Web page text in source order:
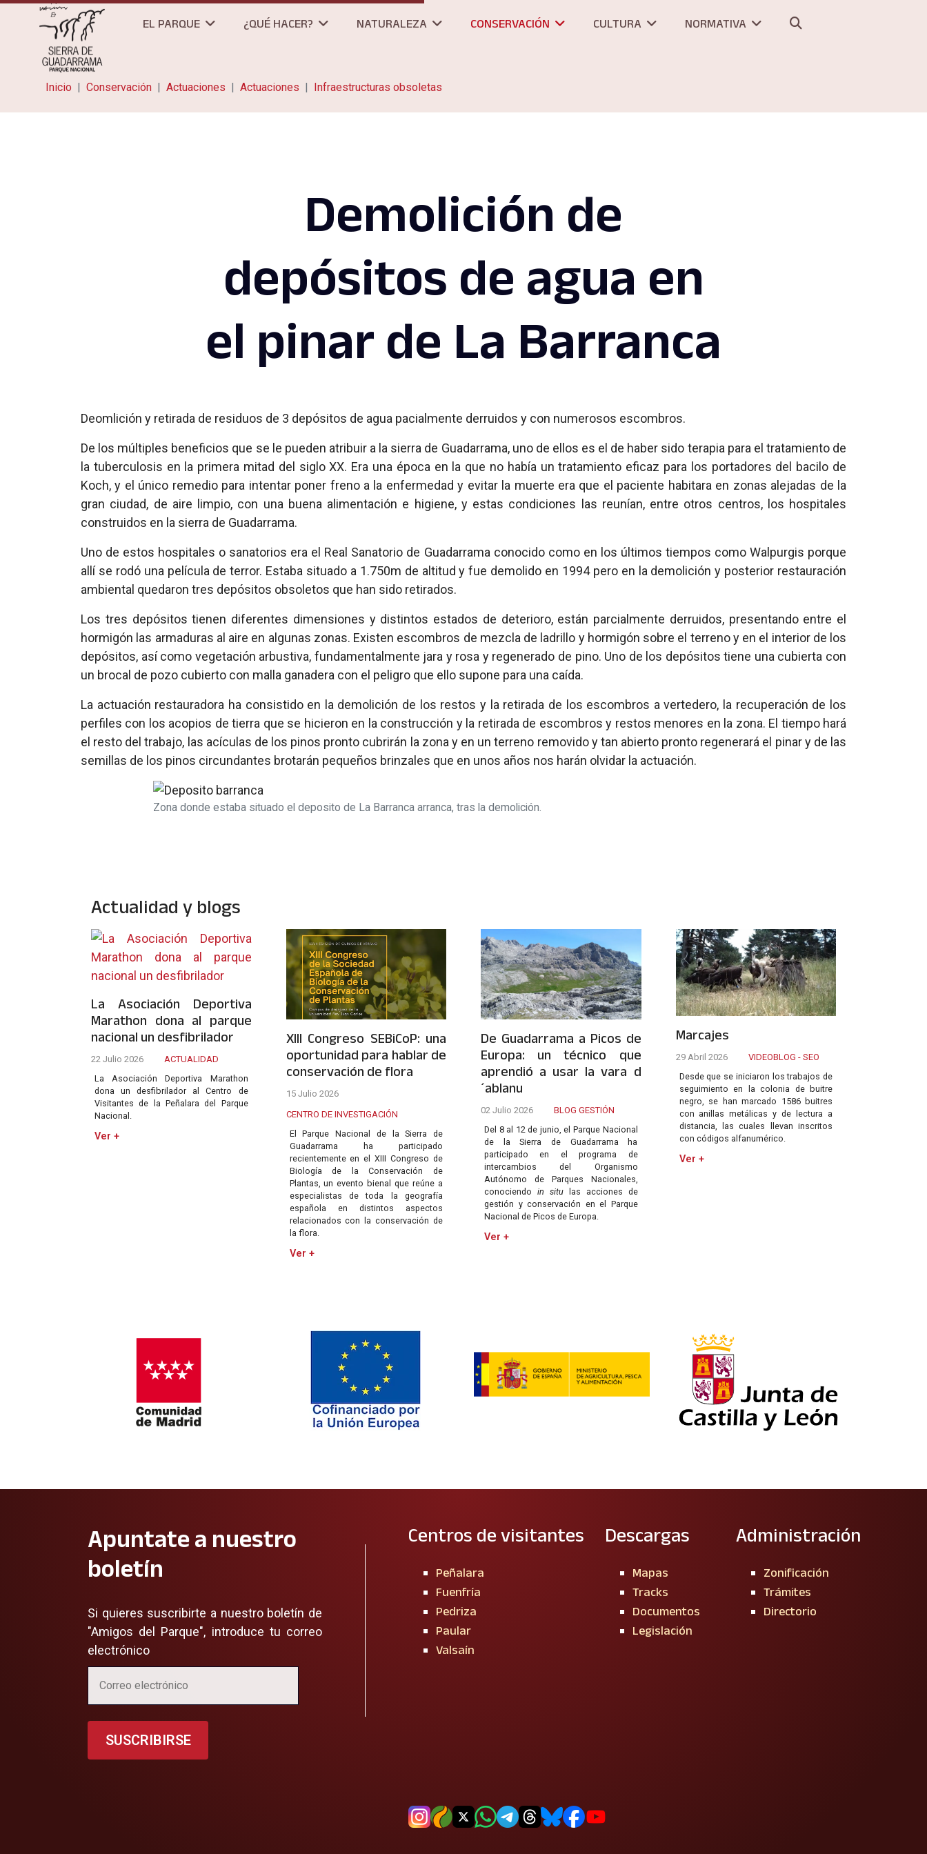
EL PARQUE ¿QUÉ HACER? NATURALEZA CONSERVACIÓN CULTURA NORMATIVA
Inicio Conservación Actuaciones Actuaciones Infraestructuras obsoletas
Demolición de
depósitos de agua en
el pinar de La Barranca
Deomlición y retirada de residuos de 3 depósitos de agua pacialmente derruidos y con numerosos escombros.
De los múltiples beneficios que se le pueden atribuir a la sierra de Guadarrama, uno de ellos es el de haber sido terapia para el tratamiento de
la tuberculosis en la primera mitad del siglo XX. Era una época en la que no había un tratamiento eficaz para los portadores del bacilo de
Koch, y el único remedio para intentar poner freno a la enfermedad y evitar la muerte era que el paciente habitara en zonas alejadas de la
gran ciudad, de aire limpio, con una buena alimentación e higiene, y estas condiciones las reunían, entre otros centros, los hospitales
construidos en la sierra de Guadarrama.
Uno de estos hospitales o sanatorios era el Real Sanatorio de Guadarrama conocido como en los últimos tiempos como Walpurgis porque
allí se rodó una película de terror. Estaba situado a 1.750m de altitud y fue demolido en 1994 pero en la demolición y posterior restauración
ambiental quedaron tres depósitos obsoletos que han sido retirados.
Los tres depósitos tienen diferentes dimensiones y distintos estados de deterioro, están parcialmente derruidos, presentando entre el
hormigón las armaduras al aire en algunas zonas. Existen escombros de mezcla de ladrillo y hormigón sobre el terreno y en el interior de los
depósitos, así como vegetación arbustiva, fundamentalmente jara y rosa y regenerado de pino. Uno de los depósitos tiene una cubierta con
un brocal de pozo cubierto con malla ganadera con el peligro que ello supone para una caída.
La actuación restauradora ha consistido en la demolición de los restos y la retirada de los escombros a vertedero, la recuperación de los
perfiles con los acopios de tierra que se hicieron en la construcción y la retirada de escombros y restos menores en la zona. El tiempo hará
el resto del trabajo, las acículas de los pinos pronto cubrirán la zona y en un terreno removido y tan abierto pronto regenerará el pinar y de las
semillas de los pinos circundantes brotarán pequeños brinzales que en unos años nos harán olvidar la actuación.
Zona donde estaba situado el deposito de La Barranca arranca, tras la demolición.
Actualidad y blogs
La Asociación Deportiva
Marathon dona al parque
nacional un desfibrilador
22 Julio 2026
ACTUALIDAD
La Asociación Deportiva Marathon
dona un desfibrilador al Centro de
Visitantes de la Peñalara del Parque
Nacional.
Ver +
XIII Congreso SEBiCoP: una
oportunidad para hablar de
conservación de flora
15 Julio 2026
CENTRO DE INVESTIGACIÓN
El Parque Nacional de la Sierra de
Guadarrama ha participado
recientemente en el XIII Congreso de
Biología de la Conservación de
Plantas, un evento bienal que reúne a
especialistas de toda la geografía
española en distintos aspectos
relacionados con la conservación de
la flora.
Ver +
De Guadarrama a Picos de
Europa: un técnico que
aprendió a usar la vara d
´ablanu
02 Julio 2026
BLOG GESTIÓN
Del 8 al 12 de junio, el Parque Nacional
de la Sierra de Guadarrama ha
participado en el programa de
intercambios del Organismo
Autónomo de Parques Nacionales,
conociendo in situlas acciones de
gestión y conservación en el Parque
Nacional de Picos de Europa.
Ver +
Marcajes
29 Abril 2026
VIDEOBLOG - SEO
Desde que se iniciaron los trabajos de
seguimiento en la colonia de buitre
negro, se han marcado 1586 buitres
con anillas metálicas y de lectura a
distancia, las cuales llevan inscritos
con códigos alfanumérico.
Ver +
Apuntate a nuestro
boletín
Si quieres suscribirte a nuestro boletín de
"Amigos del Parque", introduce tu correo
electrónico
SUSCRIBIRSE
Centros de visitantes
Peñalara
Fuenfría
Pedriza
Paular
Valsaín
Descargas
Mapas
Tracks
Documentos
Legislación
Administración
Zonificación
Trámites
Directorio